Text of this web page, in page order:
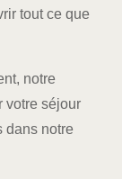
tout ce que
notre
votre séjour
dans notre